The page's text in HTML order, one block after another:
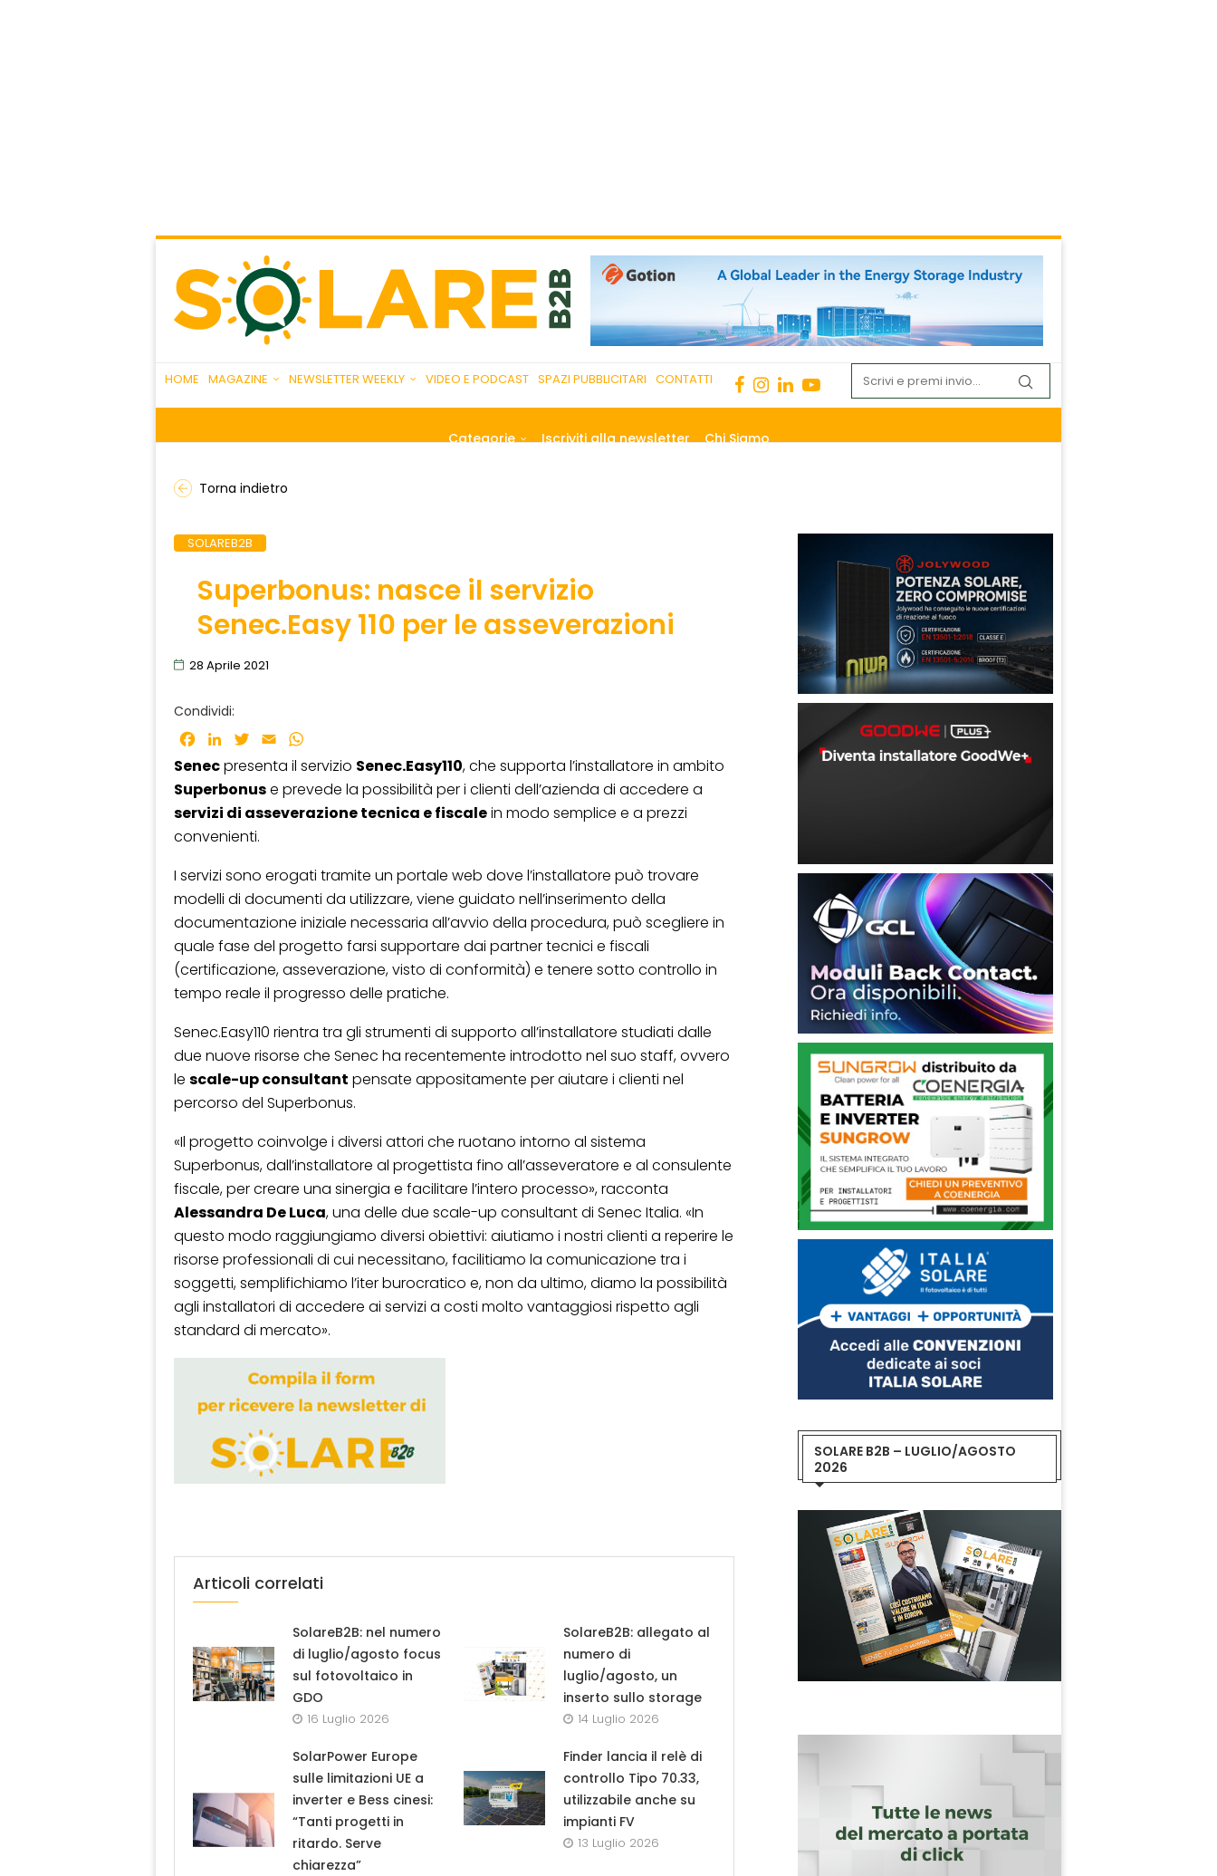
HOME MAGAZINE NEWSLETTER WEEKLY VIDEO E PODCAST SPAZI PUBBLICITARI CONTATTI
Categorie Iscriviti alla newsletter Chi Siamo
Torna indietro
SOLAREB2B
Superbonus: nasce il servizio
Senec.Easy 110 per le asseverazioni
28 Aprile 2021
Condividi:
Facebook
LinkedInTwitter
Email
Senecpresenta il servizio Senec.Easy110, che supporta l’installatore in ambito
Superbonuse prevede la possibilità per i clienti dell’azienda di accedere a
servizi di asseverazione tecnica e fiscalein modo semplice e a prezzi
convenienti.
I servizi sono erogati tramite un portale web dove l’installatore può trovare
modelli di documenti da utilizzare, viene guidato nell’inserimento della
documentazione iniziale necessaria all’avvio della procedura, può scegliere in
quale fase del progetto farsi supportare dai partner tecnici e fiscali
(certificazione, asseverazione, visto di conformità) e tenere sotto controllo in
tempo reale il progresso delle pratiche.
Senec.Easy110 rientra tra gli strumenti di supporto all’installatore studiati dalle
due nuove risorse che Senec ha recentemente introdotto nel suo staff, ovvero
le scale-up consultant pensate appositamente per aiutare i clienti nel
percorso del Superbonus.
«Il progetto coinvolge i diversi attori che ruotano intorno al sistema
Superbonus, dall’installatore al progettista fino all’asseveratore e al consulente
fiscale, per creare una sinergia e facilitare l’intero processo», racconta
Alessandra De Luca, una delle due scale-up consultant di Senec Italia. «In
questo modo raggiungiamo diversi obiettivi: aiutiamo i nostri clienti a reperire le
risorse professionali di cui necessitano, facilitiamo la comunicazione tra i
soggetti, semplifichiamo l’iter burocratico e, non da ultimo, diamo la possibilità
agli installatori di accedere ai servizi a costi molto vantaggiosi rispetto agli
standard di mercato».
Articoli correlati
SolareB2B: nel numero
di luglio/agosto focus
sul fotovoltaico in
GDO
16 Luglio 2026
SolareB2B: allegato al
numero di
luglio/agosto, un
inserto sullo storage
14 Luglio 2026
SolarPower Europe
sulle limitazioni UE a
inverter e Bess cinesi:
“Tanti progetti in
ritardo. Serve
chiarezza”
Finder lancia il relè di
controllo Tipo 70.33,
utilizzabile anche su
impianti FV
13 Luglio 2026
SOLARE B2B – LUGLIO/AGOSTO
2026